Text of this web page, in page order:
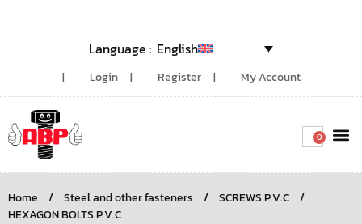
English
Login Register My Account
0
Home / Steel and other fasteners / SCREWS P.V.C
/
HEXAGON BOLTS P.V.C